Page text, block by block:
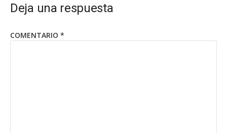
Deja una respuesta
COMENTARIO *